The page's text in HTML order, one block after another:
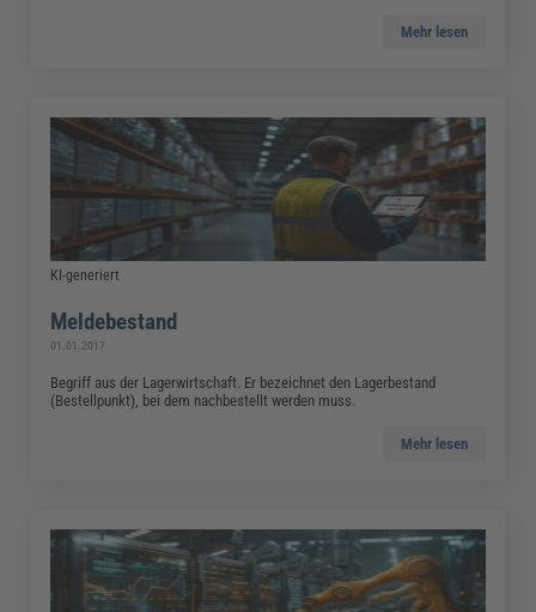
Mehr lesen
KI-generiert
Meldebestand
01.01.2017
Begriff aus der Lagerwirtschaft. Er bezeichnet den Lagerbestand
(Bestellpunkt), bei dem nachbestellt werden muss.
Mehr lesen